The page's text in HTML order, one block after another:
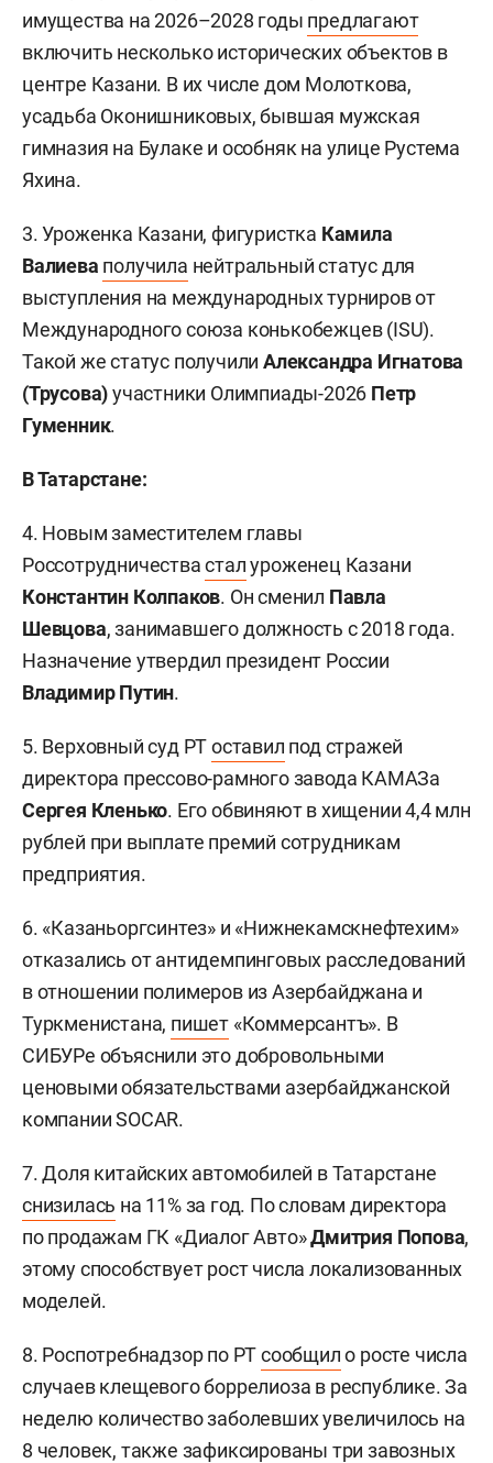
имущества на 2026–2028 годы предлагают
включить несколько исторических объектов в
центре Казани. В их числе дом Молоткова,
усадьба Оконишниковых, бывшая мужская
гимназия на Булаке и особняк на улице Рустема
Яхина.
3. Уроженка Казани, фигуристка Камила
Валиева получила нейтральный статус для
выступления на международных турниров от
Международного союза конькобежцев (ISU).
Такой же статус получилиАлександра Игнатова
(Трусова)участники Олимпиады-2026 Петр
Гуменник.
В Татарстане:
4. Новым заместителем главы
Россотрудничествасталуроженец Казани
Константин Колпаков. Он сменил Павла
Шевцова, занимавшего должность с 2018 года.
Назначение утвердил президент России
Владимир Путин.
5. Верховный суд РТоставил под стражей
директора прессово-рамного завода КАМАЗа
Сергея Кленько. Его обвиняют в хищении 4,4 млн
рублей при выплате премий сотрудникам
предприятия.
6. «Казаньоргсинтез» и «Нижнекамскнефтехим»
отказались от антидемпинговых расследований
в отношении полимеров из Азербайджана и
Туркменистана, пишет «Коммерсантъ». В
СИБУРе объяснили это добровольными
ценовыми обязательствами азербайджанской
компании SOCAR.
7. Доля китайских автомобилей в Татарстане
снизилась на 11% за год. По словам директора
по продажам ГК «Диалог Авто»Дмитрия Попова,
этому способствует рост числа локализованных
моделей.
8. Роспотребнадзор по РТсообщило росте числа
случаев клещевого боррелиоза в республике. За
неделю количество заболевших увеличилось на
8 человек, также зафиксированы три завозных